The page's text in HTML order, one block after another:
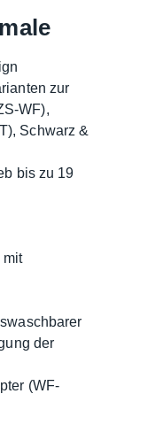
zur
WF),
Schwarz &
bis zu 19
mit
der
(WF-